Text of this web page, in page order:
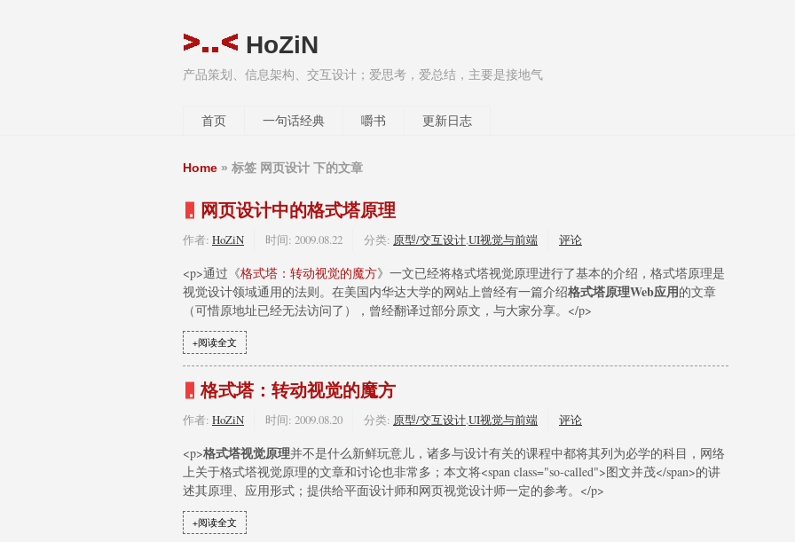
HoZiN
产品策划、信息架构、交互设计；爱思考，爱总结，主要是接地气
首页 一句话经典 嚼书 更新日志
Home » 标签 网页设计 下的文章
网页设计中的格式塔原理
作者: HoZiN 时间: 2009.08.22 分类: 原型/交互设计,UI视觉与前端 评论
<p>通过《格式塔：转动视觉的魔方》一文已经将格式塔视觉原理进行了基本的介绍，格式塔原理是
视觉设计领域通用的法则。在美国内华达大学的网站上曾经有一篇介绍格式塔原理Web应用的文章
（可惜原地址已经无法访问了），曾经翻译过部分原文，与大家分享。</p>
+阅读全文
格式塔：转动视觉的魔方
作者: HoZiN 时间: 2009.08.20 分类: 原型/交互设计,UI视觉与前端 评论
<p>格式塔视觉原理并不是什么新鲜玩意儿，诸多与设计有关的课程中都将其列为必学的科目，网络
上关于格式塔视觉原理的文章和讨论也非常多；本文将<span class="so-called">图文并茂</span>的讲
述其原理、应用形式；提供给平面设计师和网页视觉设计师一定的参考。</p>
+阅读全文